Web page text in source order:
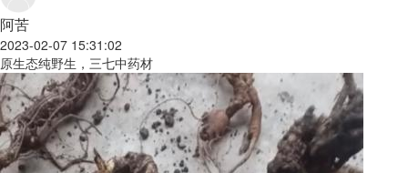
阿苦
2023-02-07 15:31:02
原生态纯野生，三七中药材